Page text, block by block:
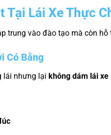
Tại Lái Xe Thực
trung vào đào tạo mà còn
Có Bằng
lái nhưng lại không dám lái